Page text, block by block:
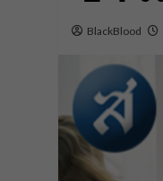
BlackBlood